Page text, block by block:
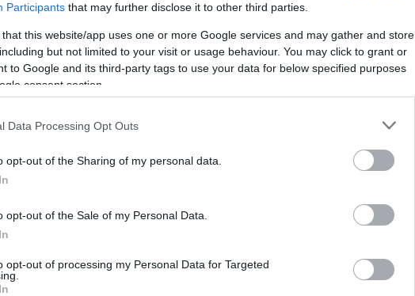
Participants that may further disclose it to other third parties.
that this website/app uses one or more Google services and may gather and store
but not limited to your visit or usage behaviour. You may click to grant or
to Google and its third-party tags to use your data for below specified purposes
consent section.
Data Processing Opt Outs
opt-out of the Sharing of my personal data.
opt-out of the Sale of my Personal Data.
opt-out of processing my Personal Data for Targeted
Hogyan adjunk jól visszajelzést?
Gyorstalpaló rutin nélkülieknek
el nem ért
sírboltjai
KULTÚRA
Mi a divat 2022-ben?
Ezután a podcast után
a ruhatáradra